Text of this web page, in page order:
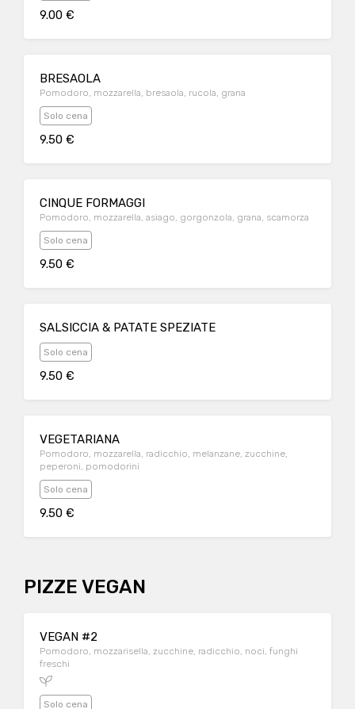
9.00 €
BRESAOLA
Pomodoro, mozzarella, bresaola, rucola, grana
Solo cena
9.50 €
CINQUE FORMAGGI
Pomodoro, mozzarella, asiago, gorgonzola, grana, scamorza
Solo cena
9.50 €
SALSICCIA & PATATE SPEZIATE
Solo cena
9.50 €
VEGETARIANA
Pomodoro, mozzarella, radicchio, melanzane, zucchine,
peperoni, pomodorini
Solo cena
9.50 €
PIZZE VEGAN
VEGAN #2
Pomodoro, mozzarisella, zucchine, radicchio, noci, funghi
freschi
Solo cena